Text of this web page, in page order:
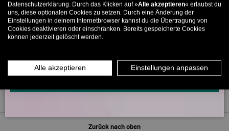
Verifiziert von
E-Mail
MÄNNER
INFOS ÜBER WHATSAPP? KEIN PROBLEM!
KLICK HIER UND SCHICKE UNS DIE VORGESCHRIEBENE NACHRICHT,
Zurück nach oben
Datenschutzerklärung. Durch das Klicken auf »Alle akzeptieren« erlaubst du
uns, diese optionalen Cookies zu setzen. Durch eine Änderung der
Einstellungen in deinem Internetbrowser kannst du die Übertragung von
Cookies deaktivieren oder einschränken. Bereits gespeicherte Cookies
können jederzeit gelöscht werden.
Alle akzeptieren Einstellungen anpassen